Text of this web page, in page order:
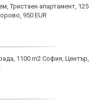
Тристаен апартамент, 125
950 EUR
1100 m2 София, Център,